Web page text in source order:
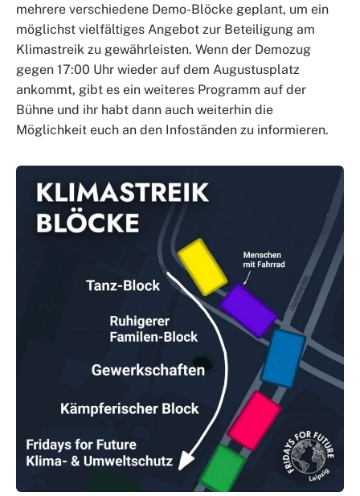
mehrere verschiedene Demo-Blöcke geplant, um ein
möglichst vielfältiges Angebot zur Beteiligung am
Klimastreik zu gewährleisten. Wenn der Demozug
gegen 17:00 Uhr wieder auf dem Augustusplatz
ankommt, gibt es ein weiteres Programm auf der
Bühne und ihr habt dann auch weiterhin die
Möglichkeit euch an den Infoständen zu informieren.